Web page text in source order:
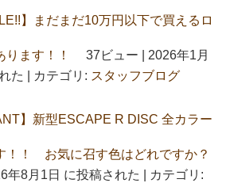
】まだまだ10万円以下で買えるロ
ります！！ 37ビュー
2026年1月
た
カテゴリ: スタッフブログ
】新型ESCAPE R DISC 全カラー
！！ お気に召す色はどれですか？
年8月1日 に投稿された
カテゴリ: